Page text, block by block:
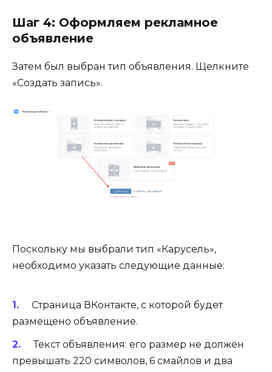
Шаг 4: Оформляем рекламное
объявление
Затем был выбран тип объявления. Щелкните
«Создать запись».
Поскольку мы выбрали тип «Карусель»,
необходимо указать следующие данные:
Страница ВКонтакте, с которой будет
размещено объявление.
Текст объявления: его размер не должен
превышать 220 символов, 6 смайлов и два